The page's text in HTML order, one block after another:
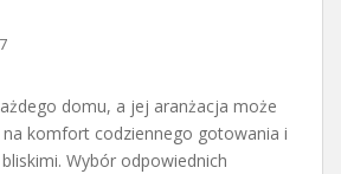
domu, a jej aranżacja może
na komfort codziennego gotowania i
Wybór odpowiednich